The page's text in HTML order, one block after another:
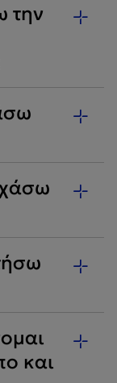
την
και